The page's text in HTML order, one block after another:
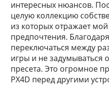
интересных нюансов.
целую коллекцию
из которых отражает
предпочтения.
переключаться между
игры и не задумываться
пресета. Это огромное
PX4D перед другими